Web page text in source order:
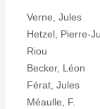
Verne, Jules
Hetzel, Pierre-
Riou
Becker, Léon
Férat, Jules
Méaulle, F.